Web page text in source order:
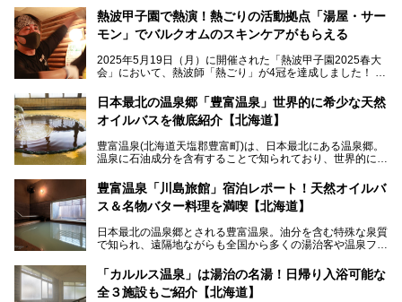
熱波甲子園で熱演！熱ごりの活動拠点「湯屋・サー
モン」でバルクオムのスキンケアがもらえる
2025年5月19日（月）に開催された「熱波甲子園2025春大
会」において、熱波師「熱ごり」が4冠を達成しました！
動拠点である北海道の銭湯「湯屋・サーモン」にて、メンズ
スキンケアブランド バルクオムの「ONE DAY KIT」を数量
限定でプレゼントいたします。
で、ぜひお試しください。※6月13日配布開始、なくなり次
第終了
───
提供元：株式会社バルクオム【PR】
この記事は株式会社バルクオム商品のPR記事です。
日本最北の温泉郷「豊富温泉」世界的に希少な天然
オイルバスを徹底紹介【北海道】
豊富温泉(北海道天塩郡豊富町)は、日本最北にある温泉郷。
温泉に石油成分を含有することで知られており、世界的にも
に特効があると言われ、遠隔地ながらも全国から湯治・療養
目的で多くの人々が訪れます。
地体験し、独自の視点で豊富温泉の“天然オイルバス”をレポ
ート。温泉地概要や日帰り入浴施設をはじめ、宿泊施設・ア
豊富温泉「川島旅館」宿泊レポート！天然オイルバ
ス＆名物バター料理を満喫【北海道】
日本最北の温泉郷とされる豊富温泉。油分を含む特殊な泉質
で知られ、遠隔地ながらも全国から多くの湯治客や温泉ファ
「川島旅館」は、豊富温泉の開湯当初から営業する老舗旅
館。とりわけ温泉の良さと名物のバター料理に定評があり、
「カルルス温泉」は湯治の名湯！日帰り入浴可能な
全３施設もご紹介【北海道】